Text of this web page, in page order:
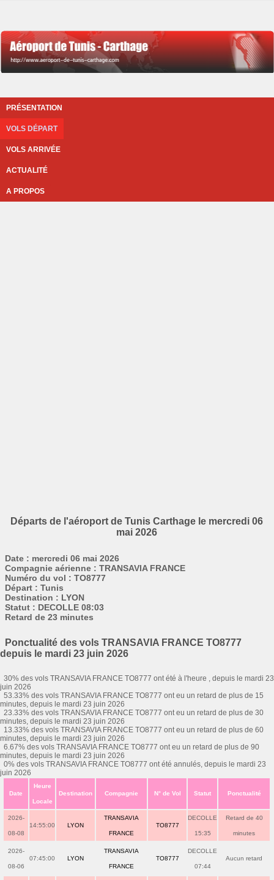
PRÉSENTATION
VOLS DÉPART
VOLS ARRIVÉE
ACTUALITÉ
A PROPOS
Départs de l'aéroport de Tunis Carthage le mercredi 06
mai 2026
Date : mercredi 06 mai 2026
Compagnie aérienne : TRANSAVIA FRANCE
Numéro du vol : TO8777
Départ : Tunis
Destination : LYON
Statut : DECOLLE 08:03
Retard de 23 minutes
Ponctualité des vols TRANSAVIA FRANCE TO8777
depuis le mardi 23 juin 2026
30% des vols TRANSAVIA FRANCE TO8777 ont été à l'heure , depuis le mardi 23
juin 2026
53.33% des vols TRANSAVIA FRANCE TO8777 ont eu un retard de plus de 15
minutes, depuis le mardi 23 juin 2026
23.33% des vols TRANSAVIA FRANCE TO8777 ont eu un retard de plus de 30
minutes, depuis le mardi 23 juin 2026
13.33% des vols TRANSAVIA FRANCE TO8777 ont eu un retard de plus de 60
minutes, depuis le mardi 23 juin 2026
6.67% des vols TRANSAVIA FRANCE TO8777 ont eu un retard de plus de 90
minutes, depuis le mardi 23 juin 2026
0% des vols TRANSAVIA FRANCE TO8777 ont été annulés, depuis le mardi 23
juin 2026
Date
Heure
Locale
Destination Compagnie N° de Vol Statut Ponctualité
2026-
08-08
14:55:00 LYON
TRANSAVIA
FRANCE
TO8777
DECOLLE
15:35
Retard de 40
minutes
2026-
08-06
07:45:00 LYON
TRANSAVIA
FRANCE
TO8777
DECOLLE
07:44
Aucun retard